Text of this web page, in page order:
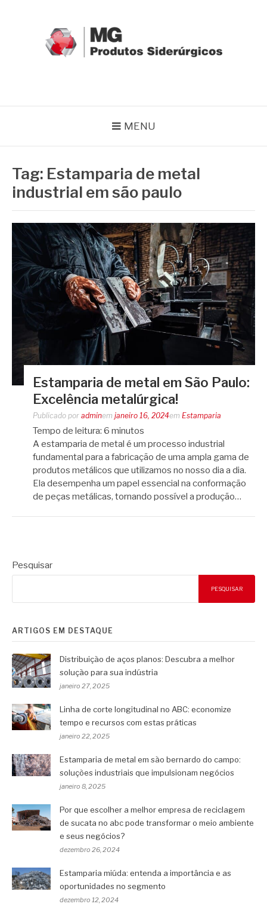
MENU
Tag: Estamparia de metal
industrial em são paulo
Estamparia de metal em São Paulo:
Excelência metalúrgica!
Publicado por adminem janeiro 16, 2024em Estamparia
Tempo de leitura: 6 minutos
A estamparia de metal é um processo industrial
fundamental para a fabricação de uma ampla gama de
produtos metálicos que utilizamos no nosso dia a dia.
Ela desempenha um papel essencial na conformação
de peças metálicas, tornando possível a produção…
Pesquisar
PESQUISAR
ARTIGOS EM DESTAQUE
Distribuição de aços planos: Descubra a melhor
solução para sua indústria
janeiro 27, 2025
Linha de corte longitudinal no ABC: economize
tempo e recursos com estas práticas
janeiro 22, 2025
Estamparia de metal em são bernardo do campo:
soluções industriais que impulsionam negócios
janeiro 8, 2025
Por que escolher a melhor empresa de reciclagem
de sucata no abc pode transformar o meio ambiente
e seus negócios?
dezembro 26, 2024
Estamparia miúda: entenda a importância e as
oportunidades no segmento
dezembro 12, 2024